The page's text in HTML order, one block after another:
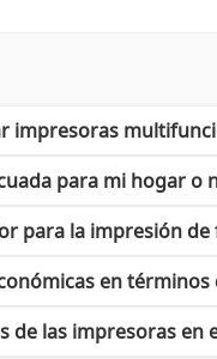
escaneo y copiado
aseguren un rendimiento
impresoras
para mi hogar o
para la impresión
en
de las impresoras en